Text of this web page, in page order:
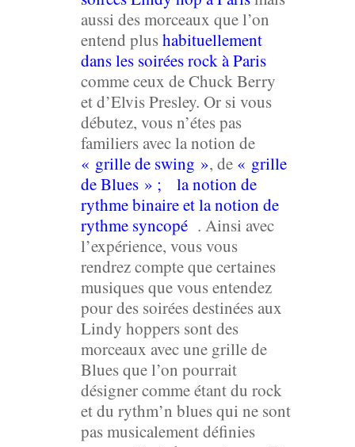
aussi des morceaux que l’on
entend plushabituellement
dans les soirées rock à Paris
comme ceux de Chuck Berry
et d’Elvis Presley. Or si vous
débutez, vous n’étes pas
familiers avec la notion de
« grille de swing », de « grille
de Blues » ; la notion de
rythme binaire et la notion de
rythme syncopé . Ainsi avec
l’expérience, vous vous
rendrez compte que certaines
musiques que vous entendez
pour des soirées destinées aux
Lindy hoppers sont des
morceaux avec une grille de
Blues que l’on pourrait
désigner comme étant du rock
et du rythm’n blues qui ne sont
pas musicalement définies